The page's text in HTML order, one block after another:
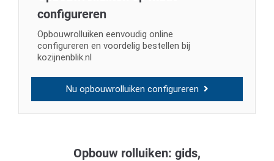
configureren
Opbouwrolluiken eenvoudig online
configureren en voordelig bestellen bij
kozijnenblik.nl
Nu opbouwrolluiken configureren
Opbouw rolluiken: gids,